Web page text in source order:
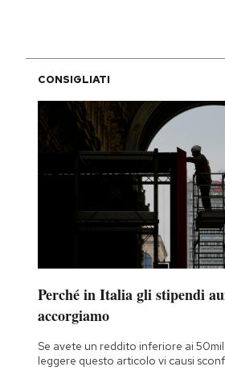
CONSIGLIATI
Perché in Italia gli stipendi
accorgiamo
Se avete un reddito inferiore ai
leggere questo articolo vi causi